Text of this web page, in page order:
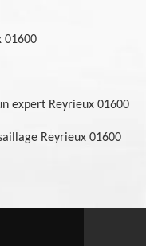
01600
expert Reyrieux 01600
Reyrieux 01600